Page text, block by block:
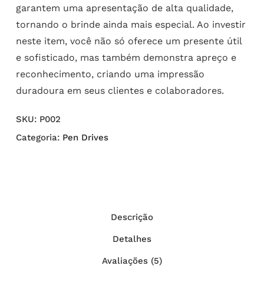
garantem uma apresentação de alta qualidade,
tornando o brinde ainda mais especial. Ao investir
neste item, você não só oferece um presente útil
e sofisticado, mas também demonstra apreço e
reconhecimento, criando uma impressão
duradoura em seus clientes e colaboradores.
SKU: P002
Categoria: Pen Drives
Descrição
Detalhes
Avaliações (5)